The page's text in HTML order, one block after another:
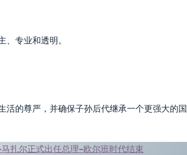
专业和透明。
活的尊严，并确保子孙后代继承一个更强大的国
扎尔正式出任总理–欧尔班时代结束